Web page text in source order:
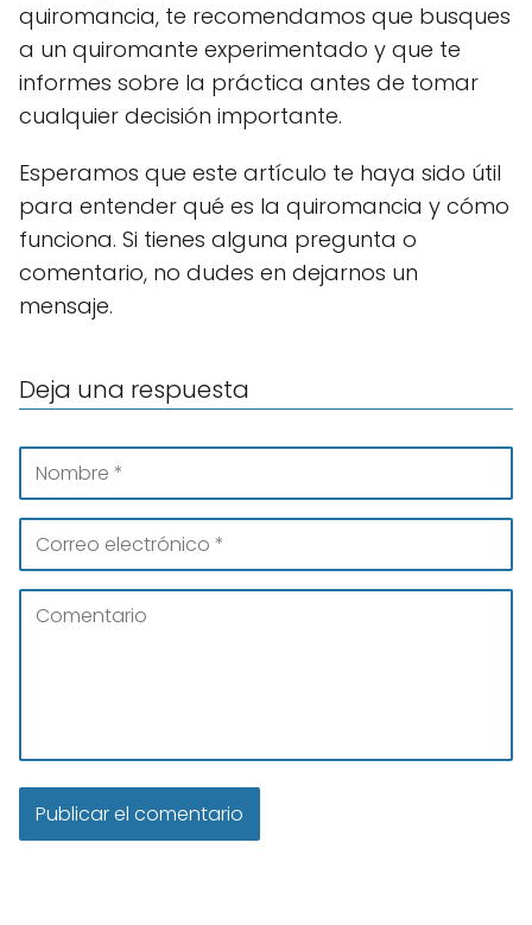
quiromancia, te recomendamos que busques
a un quiromante experimentado y que te
informes sobre la práctica antes de tomar
cualquier decisión importante.
Esperamos que este artículo te haya sido útil
para entender qué es la quiromancia y cómo
funciona. Si tienes alguna pregunta o
comentario, no dudes en dejarnos un
mensaje.
Deja una respuesta